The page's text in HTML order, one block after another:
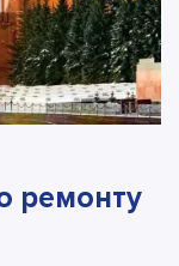
ремонту